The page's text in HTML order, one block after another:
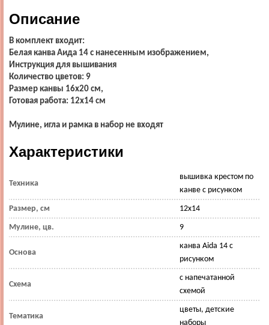
Описание
В комплект входит:
Белая канва Аида 14 с нанесенным изображением,
Инструкция для вышивания
Количество цветов: 9
Размер канвы 16х20 см,
Готовая работа: 12х14 см
Мулине, игла и рамка в набор не входят
Характеристики
Техника
вышивка крестом по
канве с рисунком
Размер, см 12х14
Мулине, цв. 9
Основа
канва Aida 14 с
рисунком
Схема
с напечатанной
схемой
Тематика
цветы, детские
наборы